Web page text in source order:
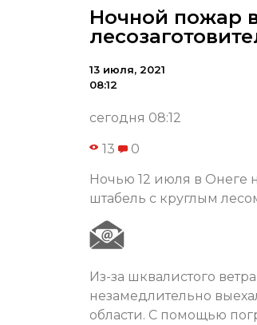
Ночной пожар
13 июля, 2021
08:12
сегодня 08:12
13 0
Ночью 12 июля в Онеге
штабель с круглым
Из-за шквалистого
незамедлительно
области. С помощью